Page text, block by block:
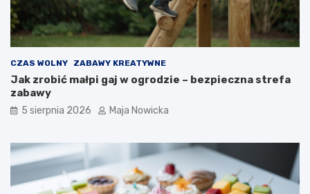
CZAS WOLNY ZABAWY KREATYWNE
Jak zrobić małpi gaj w ogrodzie – bezpieczna strefa
zabawy
5 sierpnia 2026 Maja Nowicka